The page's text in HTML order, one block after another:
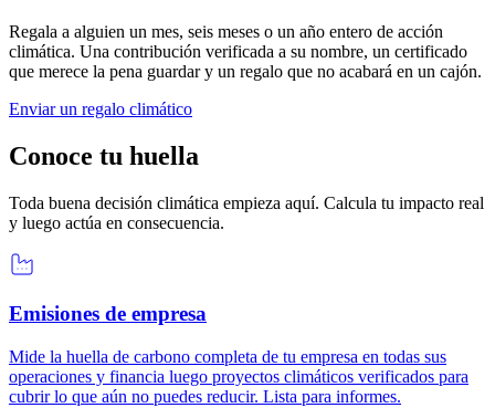
Regala a alguien un mes, seis meses o un año entero de acción
climática. Una contribución verificada a su nombre, un certificado
que merece la pena guardar y un regalo que no acabará en un cajón.
Enviar un regalo climático
Conoce tu huella
Toda buena decisión climática empieza aquí. Calcula tu impacto real
y luego actúa en consecuencia.
Emisiones de empresa
Mide la huella de carbono completa de tu empresa en todas sus
operaciones y financia luego proyectos climáticos verificados para
cubrir lo que aún no puedes reducir. Lista para informes.